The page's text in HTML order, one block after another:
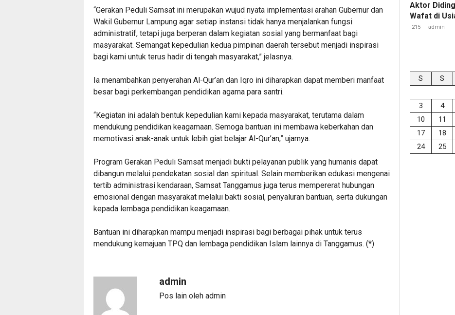
‎“Gerakan Peduli Samsat ini merupakan wujud nyata implementasi arahan Gubernur dan
Wakil Gubernur Lampung agar setiap instansi tidak hanya menjalankan fungsi
administratif, tetapi juga berperan dalam kegiatan sosial yang bermanfaat bagi
masyarakat. Semangat kepedulian kedua pimpinan daerah tersebut menjadi inspirasi
bagi kami untuk terus hadir di tengah masyarakat,” jelasnya.
‎Ia menambahkan penyerahan Al-Qur’an dan Iqro ini diharapkan dapat memberi manfaat
besar bagi perkembangan pendidikan agama para santri.
‎“Kegiatan ini adalah bentuk kepedulian kami kepada masyarakat, terutama dalam
mendukung pendidikan keagamaan. Semoga bantuan ini membawa keberkahan dan
memotivasi anak-anak untuk lebih giat belajar Al-Qur’an,” ujarnya.
‎Program Gerakan Peduli Samsat menjadi bukti pelayanan publik yang humanis dapat
dibangun melalui pendekatan sosial dan spiritual. Selain memberikan edukasi mengenai
tertib administrasi kendaraan, Samsat Tanggamus juga terus mempererat hubungan
emosional dengan masyarakat melalui bakti sosial, penyaluran bantuan, serta dukungan
kepada lembaga pendidikan keagamaan.
‎Bantuan ini diharapkan mampu menjadi inspirasi bagi berbagai pihak untuk terus
mendukung kemajuan TPQ dan lembaga pendidikan Islam lainnya di Tanggamus. (*)
admin
Pos lain oleh admin
Aktor
Wafat di
215 admin
S S
3
4
10
11
17
18
24
25